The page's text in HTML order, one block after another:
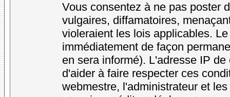
Vous consentez à ne pas poster
vulgaires, diffamatoires,
violeraient les lois applicables.
immédiatement de façon
en sera informé). L'adresse IP
d'aider à faire respecter ces
webmestre, l'administrateur et